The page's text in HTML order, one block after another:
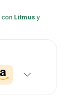
Litmus y